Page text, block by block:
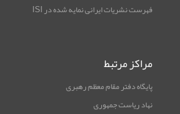
فهرست نشریات ایرانی نمایه شده در ISI
مراکز مرتبط
پایگاه دفتر مقام معظم رهبری
نهاد ریاست جمهوری